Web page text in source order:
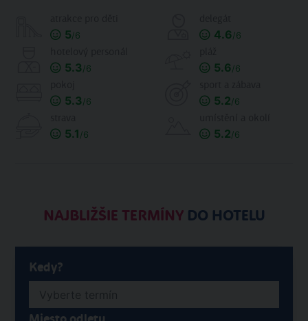
5/6 4.6/6
5.3/6 5.6/6
5.3/6 5.2/6
5.1 /6 5.2/6
NAJBLIŽŠIE TERMÍNYDO HOTELU
Kedy?